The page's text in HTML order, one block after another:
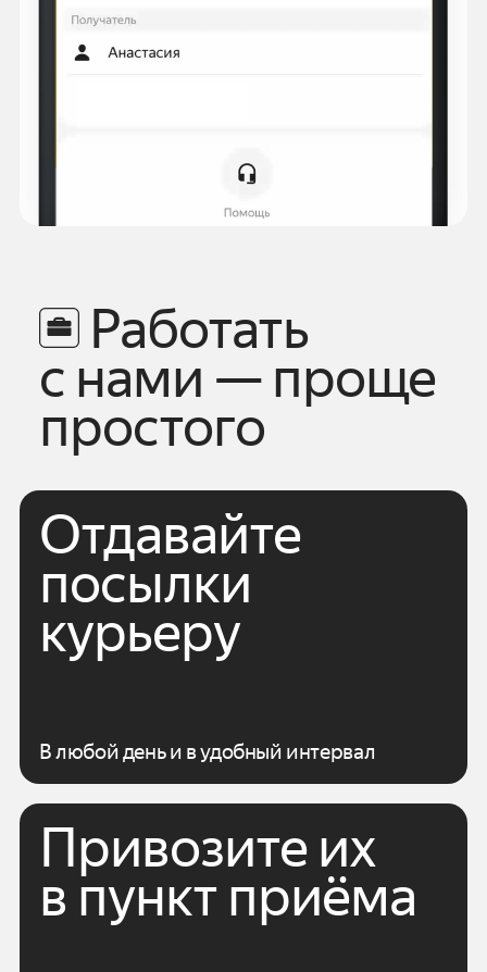
Работать
с нами — проще
простого
Отдавайте
посылки
курьеру
В любой день и в удобный интервал
Привозите их
в пункт приёма